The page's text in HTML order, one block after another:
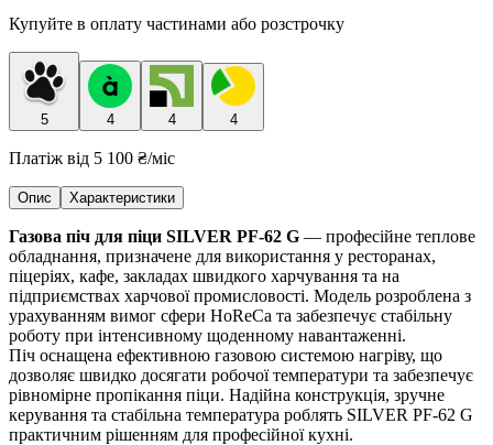
Купуйте в оплату частинами або розстрочку
5 4 4 4
Платіж від 5 100 ₴/міс
Опис Характеристики
Газова піч для піци SILVER PF-62 G — професійне теплове
обладнання, призначене для використання у ресторанах,
піцеріях, кафе, закладах швидкого харчування та на
підприємствах харчової промисловості. Модель розроблена з
урахуванням вимог сфери HoReCa та забезпечує стабільну
роботу при інтенсивному щоденному навантаженні.
Піч оснащена ефективною газовою системою нагріву, що
дозволяє швидко досягати робочої температури та забезпечує
рівномірне пропікання піци. Надійна конструкція, зручне
керування та стабільна температура роблять SILVER PF-62 G
практичним рішенням для професійної кухні.